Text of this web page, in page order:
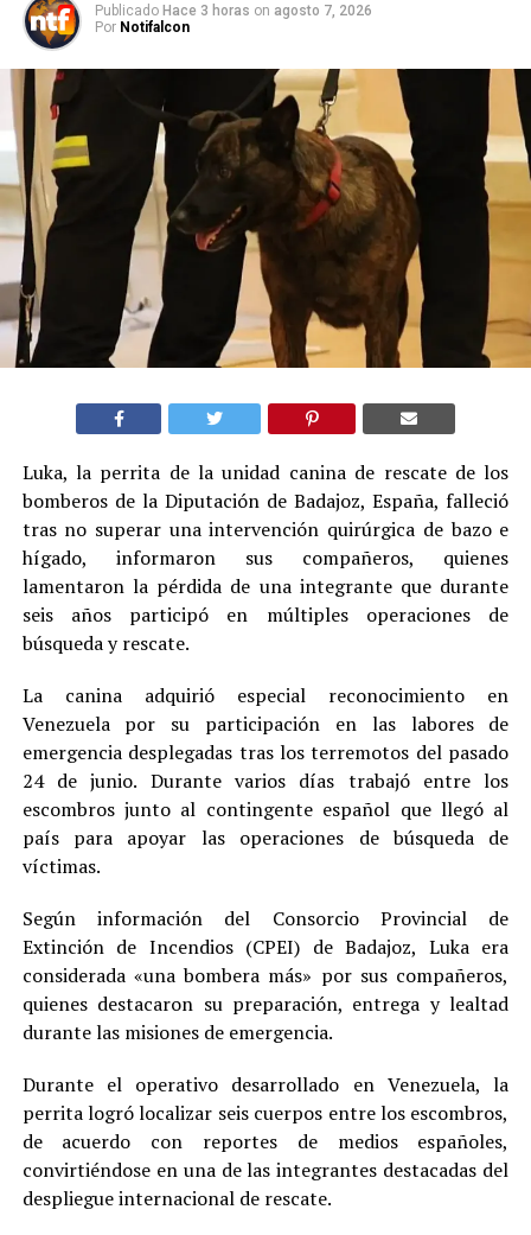
Publicado Hace 3 horas on agosto 7, 2026
Por Notifalcon
Luka, la perrita de la unidad canina de rescate de los
bomberos de la Diputación de Badajoz, España, falleció
tras no superar una intervención quirúrgica de bazo e
hígado, informaron sus compañeros, quienes
lamentaron la pérdida de una integrante que durante
seis años participó en múltiples operaciones de
búsqueda y rescate.
La canina adquirió especial reconocimiento en
Venezuela por su participación en las labores de
emergencia desplegadas tras los terremotos del pasado
24 de junio. Durante varios días trabajó entre los
escombros junto al contingente español que llegó al
país para apoyar las operaciones de búsqueda de
víctimas.
Según información del Consorcio Provincial de
Extinción de Incendios (CPEI) de Badajoz, Luka era
considerada «una bombera más» por sus compañeros,
quienes destacaron su preparación, entrega y lealtad
durante las misiones de emergencia.
Durante el operativo desarrollado en Venezuela, la
perrita logró localizar seis cuerpos entre los escombros,
de acuerdo con reportes de medios españoles,
convirtiéndose en una de las integrantes destacadas del
despliegue internacional de rescate.